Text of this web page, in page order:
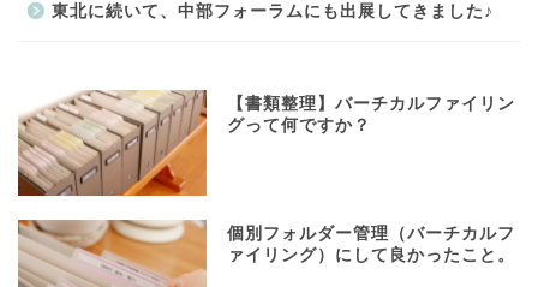
東北に続いて、中部フォーラムにも出展してきました♪
【書類整理】バーチカルファイリン
グって何ですか？
個別フォルダー管理（バーチカルフ
ァイリング）にして良かったこと。